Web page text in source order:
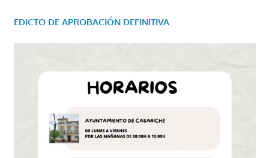
EDICTO DE APROBACIÓN DEFINITIVA